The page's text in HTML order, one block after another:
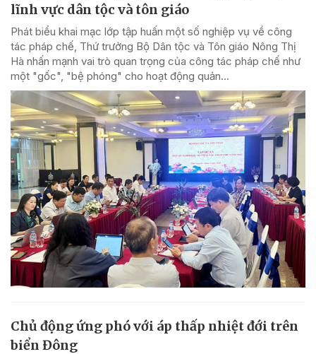
lĩnh vực dân tộc và tôn giáo
Phát biểu khai mạc lớp tập huấn một số nghiệp vụ về công
tác pháp chế, Thứ trưởng Bộ Dân tộc và Tôn giáo Nông Thị
Hà nhấn mạnh vai trò quan trọng của công tác pháp chế như
một "gốc", "bệ phóng" cho hoạt động quản...
Chủ động ứng phó với áp thấp nhiệt đới trên
biển Đông